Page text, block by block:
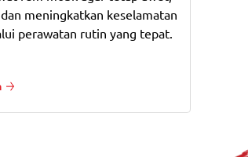
meningkatkan keselamatan
perawatan rutin yang tepat.